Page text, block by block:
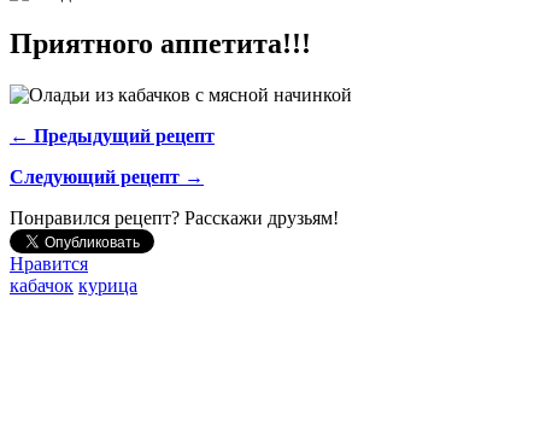
Приятного аппетита!!!
← Предыдущий рецепт
Следующий рецепт →
Понравился рецепт? Расскажи друзьям!
Нравится
кабачок курица